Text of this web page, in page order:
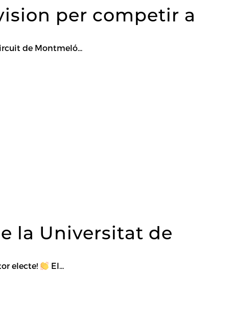
per competir a
de Montmeló...
la Universitat de
electe! El...